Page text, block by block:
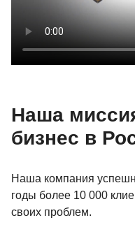
Наша
бизнес в
Наша компания
годы более 10 000
своих проблем.